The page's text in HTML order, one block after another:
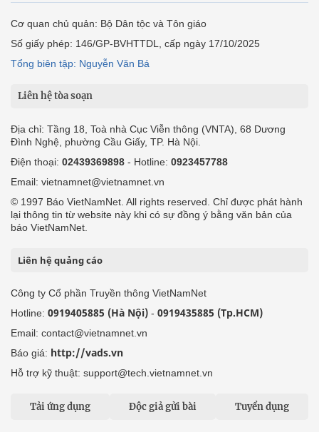
Cơ quan chủ quản: Bộ Dân tộc và Tôn giáo
Số giấy phép: 146/GP-BVHTTDL, cấp ngày 17/10/2025
Tổng biên tập: Nguyễn Văn Bá
Liên hệ tòa soạn
Địa chỉ: Tầng 18, Toà nhà Cục Viễn thông (VNTA), 68 Dương
Đình Nghệ, phường Cầu Giấy, TP. Hà Nội.
Điện thoại: 02439369898 - Hotline: 0923457788
Email: vietnamnet@vietnamnet.vn
© 1997 Báo VietNamNet. All rights reserved. Chỉ được phát hành
lại thông tin từ website này khi có sự đồng ý bằng văn bản của
báo VietNamNet.
Liên hệ quảng cáo
Công ty Cổ phần Truyền thông VietNamNet
Hotline: 0919405885 (Hà Nội) - 0919435885 (Tp.HCM)
Email: contact@vietnamnet.vn
Báo giá: http://vads.vn
Hỗ trợ kỹ thuật: support@tech.vietnamnet.vn
Tải ứng dụng Độc giả gửi bài Tuyển dụng